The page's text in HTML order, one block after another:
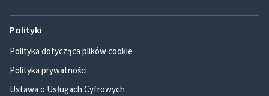
Polityki
Polityka dotycząca plików cookie
Polityka prywatności
Ustawa o Usługach Cyfrowych